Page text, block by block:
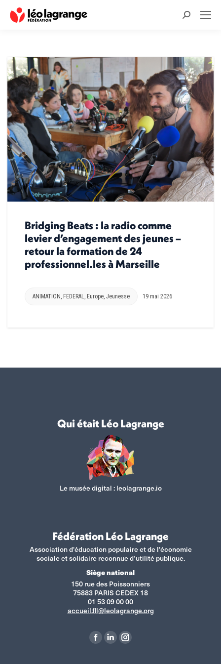
Recherche
Bridging Beats : la radio comme
levier d’engagement des jeunes –
retour la formation de 24
professionnel.les à Marseille
ANIMATION, FEDERAL, Europe, Jeunesse 19 mai 2026
Qui était Léo Lagrange
Le musée digital : leolagrange.io
Fédération Léo Lagrange
Association d'éducation populaire et de l'économie
sociale et solidaire reconnue d’utilité publique.
Siège national
150 rue des Poissonniers
75883 PARIS CEDEX 18
01 53 09 00 00
accueil.fll@leolagrange.org
La
La
La